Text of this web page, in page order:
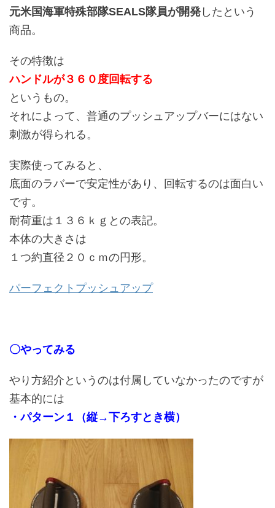
元米国海軍特殊部隊SEALS隊員が開発 したという
商品。
その特徴は
ハンドルが３６０度回転する
というもの。
それによって、普通のプッシュアップバーにはない
刺激が得られる。
実際使ってみると、
底面のラバーで安定性があり、回転するのは面白い
です。
耐荷重は１３６ｋｇとの表記。
本体の大きさは
１つ約直径２０ｃｍの円形。
パーフェクトプッシュアップ
〇やってみる
やり方紹介というのは付属していなかったのですが
基本的には
・パターン１（縦→下ろすとき横）